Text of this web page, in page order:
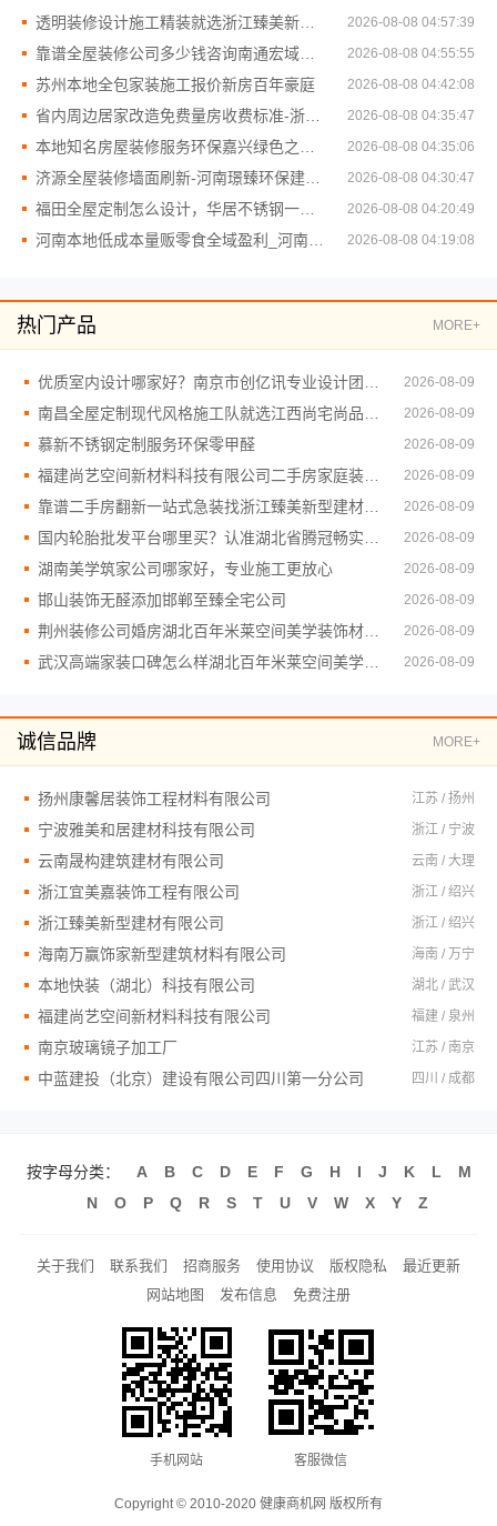
2026-08-08 04:57:39
2026-08-08 04:55:55
苏州本地全包家装施工报价新房百年豪庭 2026-08-08 04:42:08
2026-08-08 04:35:47
2026-08-08 04:35:06
2026-08-08 04:30:47
2026-08-08 04:20:49
2026-08-08 04:19:08
热门产品 MORE+
2026-08-09
2026-08-09
慕新不锈钢定制服务环保零甲醛 2026-08-09
2026-08-09
2026-08-09
2026-08-09
湖南美学筑家公司哪家好，专业施工更放心 2026-08-09
邯山装饰无醛添加邯郸至臻全宅公司 2026-08-09
2026-08-09
2026-08-09
诚信品牌 MORE+
扬州康馨居装饰工程材料有限公司 江苏 / 扬州
宁波雅美和居建材科技有限公司 浙江 / 宁波
云南晟构建筑建材有限公司 云南 / 大理
浙江宜美嘉装饰工程有限公司 浙江 / 绍兴
浙江臻美新型建材有限公司 浙江 / 绍兴
海南万赢饰家新型建筑材料有限公司 海南 / 万宁
本地快装（湖北）科技有限公司 湖北 / 武汉
福建尚艺空间新材料科技有限公司 福建 / 泉州
南京玻璃镜子加工厂 江苏 / 南京
中蓝建投（北京）建设有限公司四川第一分公司 四川 / 成都
按字母分类： A B C D E F G H I J K L
M
N
O P Q R S T U V W X Y Z
关于我们 联系我们 招商服务 使用协议 版权隐私
最近更新
网站地图
发布信息 免费注册
手机网站 客服微信
Copyright © 2010-2020 健康商机网 版权所有